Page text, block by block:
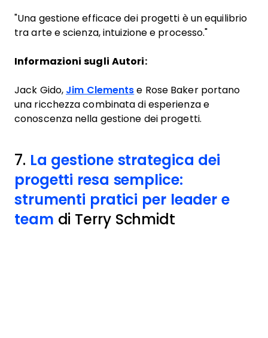
"Una gestione efficace dei progetti è un equilibrio
tra arte e scienza, intuizione e processo."
Informazioni sugli Autori:
Jack Gido, Jim Clements e Rose Baker portano
una ricchezza combinata di esperienza e
conoscenza nella gestione dei progetti.
7. La gestione strategica dei
progetti resa semplice:
strumenti pratici per leader e
team di Terry Schmidt